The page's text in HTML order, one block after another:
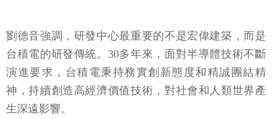
劉德音強調，研發中心最重要的不是宏偉建築，而是
台積電的研發傳統。30多年來，面對半導體技術不斷
演進要求，台積電秉持務實創新態度和精誠團結精
神，持續創造高經濟價值技術，對社會和人類世界產
生深遠影響。